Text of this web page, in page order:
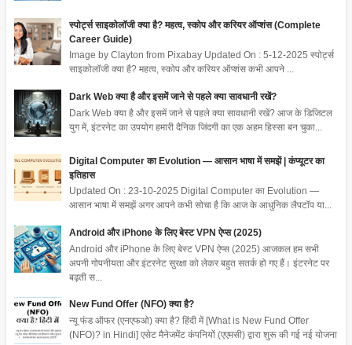
स्पोर्ट्स साइकोलॉजी क्या है? महत्व, स्कोप और करियर ऑप्शंस (Complete
Career Guide)
Image by Clayton from Pixabay Updated On : 5-12-2025 स्पोर्ट्स
साइकोलॉजी क्या है? महत्व, स्कोप और करियर ऑप्शंस कभी आपने ...
Dark Web क्या है और इसमें जाने से पहले क्या सावधानी रखें?
Dark Web क्या है और इसमें जाने से पहले क्या सावधानी रखें? आज के डिजिटल
युग में, इंटरनेट का उपयोग हमारी दैनिक जिंदगी का एक अहम हिस्सा बन चुका...
Digital Computer का Evolution — आसान भाषा में समझें | कंप्यूटर का
इतिहास
Updated On : 23-10-2025 Digital Computer का Evolution —
आसान भाषा में समझें अगर आपने कभी सोचा है कि आज के आधुनिक लैपटॉप या...
Android और iPhone के लिए बेस्ट VPN ऐप्स (2025)
Android और iPhone के लिए बेस्ट VPN ऐप्स (2025) आजकल हम सभी
अपनी गोपनीयता और इंटरनेट सुरक्षा को लेकर बहुत सतर्क हो गए हैं। इंटरनेट पर
बढ़ती स...
New Fund Offer (NFO) क्या है?
न्यू फंड ऑफर (एनएफओ) क्या है? हिंदी में [What is New Fund Offer
(NFO)? in Hindi] एसेट मैनेजमेंट कंपनियों (एएमसी) द्वारा शुरू की गई नई योजना